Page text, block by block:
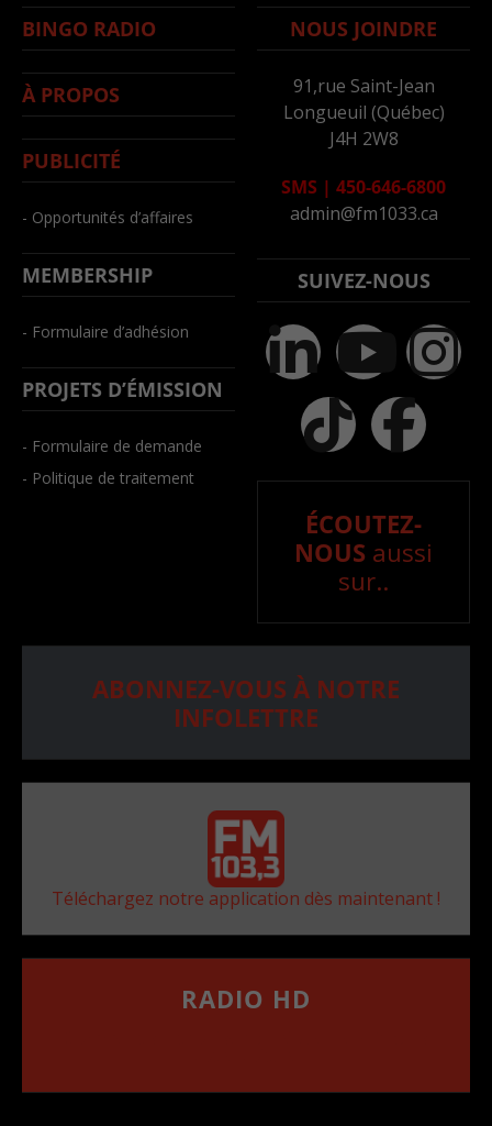
BINGO RADIO
À PROPOS
PUBLICITÉ
- Opportunités d’affaires
MEMBERSHIP
- Formulaire d’adhésion
PROJETS D’ÉMISSION
- Formulaire de demande
- Politique de traitement
NOUS JOINDRE
91,rue Saint-Jean
Longueuil (Québec)
J4H 2W8
SMS | 450-646-6800
admin@fm1033.ca
SUIVEZ-NOUS
ÉCOUTEZ-
NOUS aussi
sur..
ABONNEZ-VOUS À NOTRE
INFOLETTRE
Téléchargez notre application dès maintenant !
RADIO HD